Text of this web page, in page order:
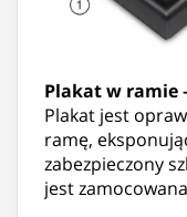
Plakat w ramie
Plakat jest
ramę,
zabezpieczony
jest